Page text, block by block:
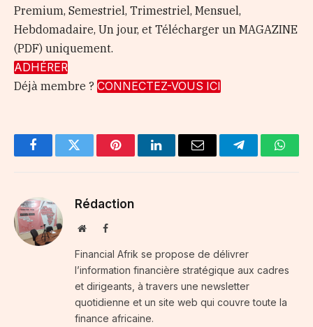
Premium, Semestriel, Trimestriel, Mensuel,
Hebdomadaire, Un jour, et Télécharger un MAGAZINE
(PDF) uniquement.
ADHÉRER
Déjà membre ? CONNECTEZ-VOUS ICI
FacebookTwitter PinterestLinkedInEmail Telegram
Rédaction
WebsiteFacebook
Financial Afrik se propose de délivrer
l’information financière stratégique aux cadres
et dirigeants, à travers une newsletter
quotidienne et un site web qui couvre toute la
finance africaine.